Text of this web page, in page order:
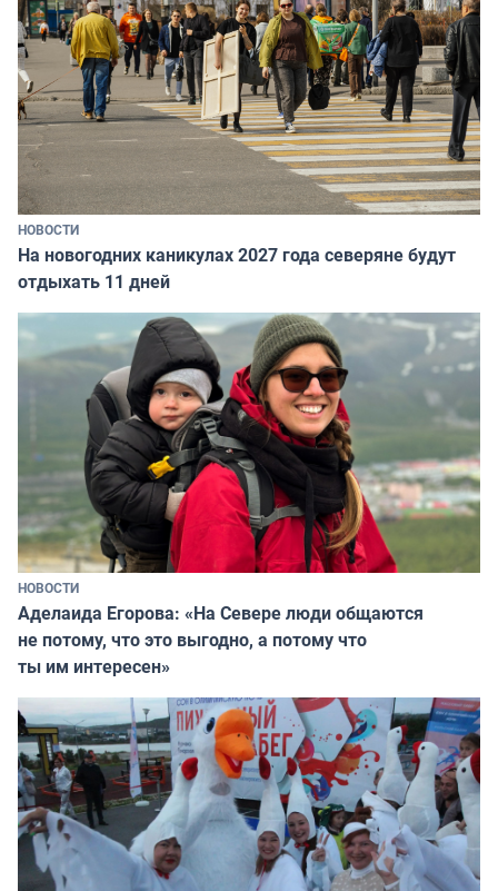
НОВОСТИ
На новогодних каникулах 2027 года северяне будут
отдыхать 11 дней
НОВОСТИ
Аделаида Егорова: «На Севере люди общаются
не потому, что это выгодно, а потому что
ты им интересен»